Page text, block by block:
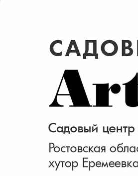
Гелениум
Гипсофила
Дербенник
Дубравник
Императа
Ирис
Кактусы